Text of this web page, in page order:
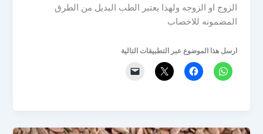
الزوج او الزوجه ولهذا يعتبر الطب البديل من الطرق
المضمونه للاخصاب
ارسل هذا الموضوع عبر التطبيقات التالية